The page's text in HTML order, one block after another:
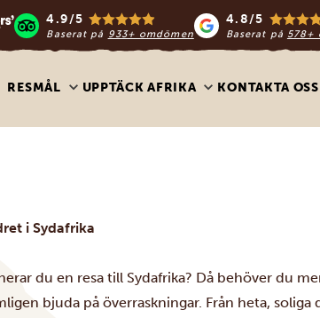
4.9/5
Baserat på 933+ omdömen
4.8/5
Baserat på 578+
RESMÅL UPPTÄCK AFRIKA KONTAKTA OSS
i Sydafrika
du en resa till Sydafrika? Då behöver du
bjuda på överraskningar. Från heta,